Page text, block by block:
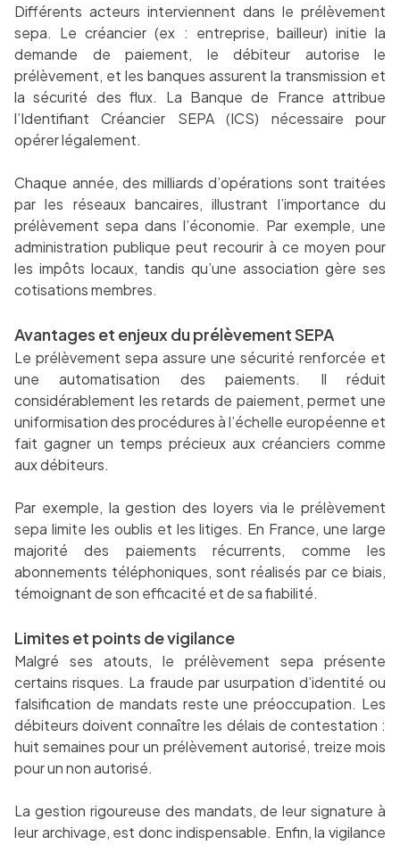
Différents acteurs interviennent dans le prélèvement
sepa. Le créancier (ex : entreprise, bailleur) initie la
demande de paiement, le débiteur autorise le
prélèvement, et les banques assurent la transmission et
la sécurité des flux. La Banque de France attribue
l’Identifiant Créancier SEPA (ICS) nécessaire pour
opérer légalement.
Chaque année, des milliards d’opérations sont traitées
par les réseaux bancaires, illustrant l’importance du
prélèvement sepa dans l’économie. Par exemple, une
administration publique peut recourir à ce moyen pour
les impôts locaux, tandis qu’une association gère ses
cotisations membres.
Avantages et enjeux du prélèvement SEPA
Le prélèvement sepa assure une sécurité renforcée et
une automatisation des paiements. Il réduit
considérablement les retards de paiement, permet une
uniformisation des procédures à l’échelle européenne et
fait gagner un temps précieux aux créanciers comme
aux débiteurs.
Par exemple, la gestion des loyers via le prélèvement
sepa limite les oublis et les litiges. En France, une large
majorité des paiements récurrents, comme les
abonnements téléphoniques, sont réalisés par ce biais,
témoignant de son efficacité et de sa fiabilité.
Limites et points de vigilance
Malgré ses atouts, le prélèvement sepa présente
certains risques. La fraude par usurpation d’identité ou
falsification de mandats reste une préoccupation. Les
débiteurs doivent connaître les délais de contestation :
huit semaines pour un prélèvement autorisé, treize mois
pour un non autorisé.
La gestion rigoureuse des mandats, de leur signature à
leur archivage, est donc indispensable. Enfin, la vigilance